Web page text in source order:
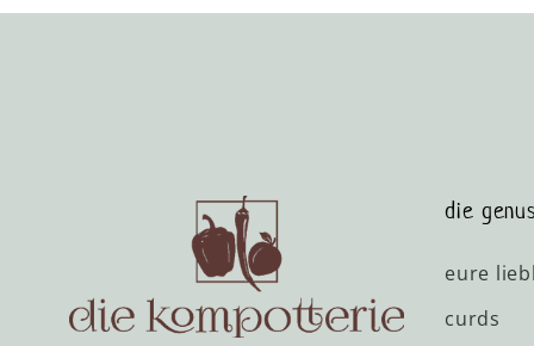
die
eure
curds